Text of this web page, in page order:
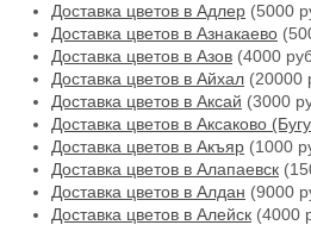
Доставка цветов в Адлер (5000
Доставка цветов в Азнакаево
Доставка цветов в Азов (4000
Доставка цветов в Айхал (20000
Доставка цветов в Аксай (3000
Доставка цветов в Аксаково
Доставка цветов в Акъяр (1000
Доставка цветов в Алапаевск
Доставка цветов в Алдан (9000
Доставка цветов в Алейск (4000